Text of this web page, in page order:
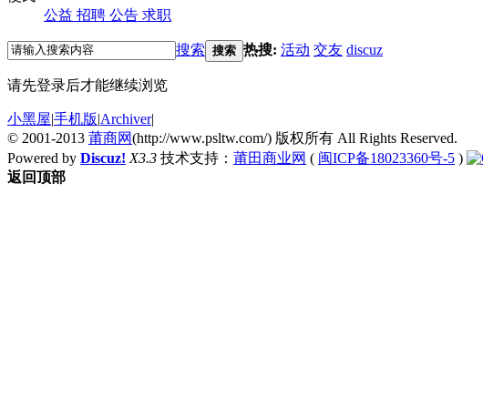
公益 招聘 公告 求职
搜索 搜索 热搜: 活动 交友 discuz
请先登录后才能继续浏览
小黑屋|手机版|Archiver|
© 2001-2013 莆商网(http://www.psltw.com/) 版权所有 All Rights Reserved.
Powered by Discuz! X3.3 技术支持： 莆田商业网 ( 闽ICP备18023360号-5 )
返回顶部